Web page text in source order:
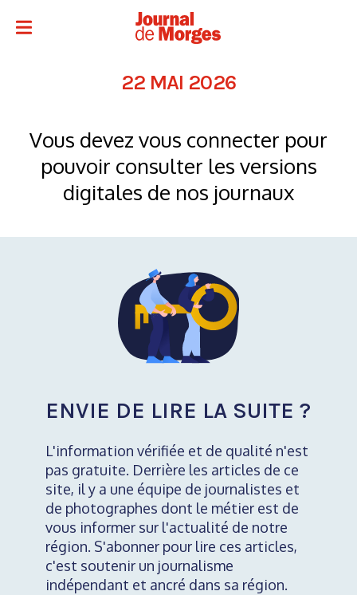
22 MAI 2026
Vous devez vous connecter pour
pouvoir consulter les versions
digitales de nos journaux
ENVIE DE LIRE LA SUITE ?
L'information vérifiée et de qualité n'est
pas gratuite. Derrière les articles de ce
site, il y a une équipe de journalistes et
de photographes dont le métier est de
vous informer sur l'actualité de notre
région. S'abonner pour lire ces articles,
c'est soutenir un journalisme
indépendant et ancré dans sa région.